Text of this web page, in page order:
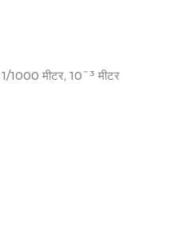
1/1000 मीटर, 10ˉ³ मीटर